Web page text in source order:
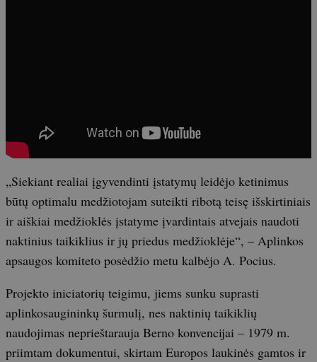
„Siekiant realiai įgyvendinti įstatymų leidėjo ketinimus
būtų optimalu medžiotojam suteikti ribotą teisę išskirtiniais
ir aiškiai medžioklės įstatyme įvardintais atvejais naudoti
naktinius taikiklius ir jų priedus medžioklėje“, – Aplinkos
apsaugos komiteto posėdžio metu kalbėjo A. Pocius.
Projekto iniciatorių teigimu, jiems sunku suprasti
aplinkosaugininkų šurmulį, nes naktinių taikiklių
naudojimas neprieštarauja Berno konvencijai – 1979 m.
priimtam dokumentui, skirtam Europos laukinės gamtos ir